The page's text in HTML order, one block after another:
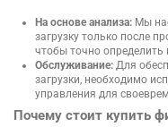
На основе анализа: Мы
загрузку только после
чтобы точно определить
Обслуживание: Для
загрузки, необходимо
управления для
Почему стоит купить